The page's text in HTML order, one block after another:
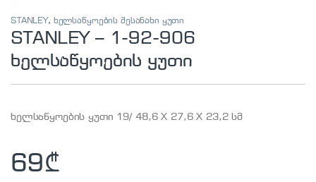
STANLEY, ხელსაწყოების შესანახი ყუთი
STANLEY – 1-92-906
ხელსაწყოების ყუთი
ხელსაწყოების ყუთი 19/ 48,6 X 27,6 X 23,2 სმ
69₾